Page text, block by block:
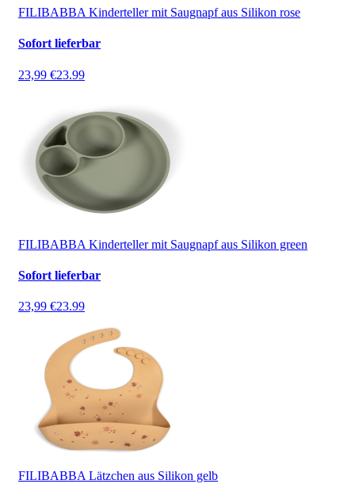
FILIBABBA Kinderteller mit Saugnapf aus Silikon rose
Sofort lieferbar
23,99 €23.99
FILIBABBA Kinderteller mit Saugnapf aus Silikon green
Sofort lieferbar
23,99 €23.99
FILIBABBA Lätzchen aus Silikon gelb